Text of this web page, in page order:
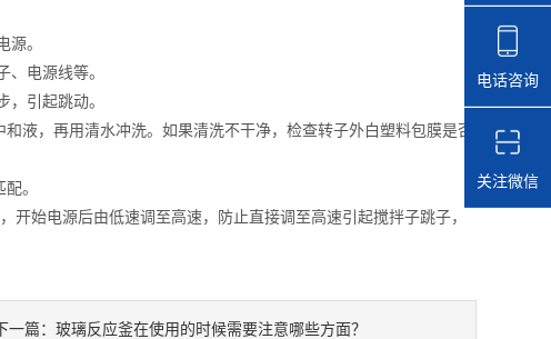
。
电源线等。
引起跳动。
液，再用清水冲洗。如果清洗不干净，检查转子外白塑料包膜是否
。
始电源后由低速调至高速，防止直接调至高速引起搅拌子跳子，
下一篇：玻璃反应釜在使用的时候需要注意哪些方面？
电话咨询
关注微信